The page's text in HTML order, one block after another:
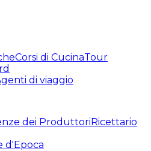
Corsi di CucinaTour
di viaggio
dei ProduttoriRicettario
d'Epoca